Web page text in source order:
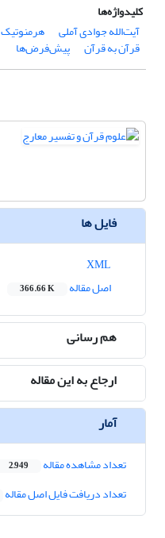
کلیدواژه‌ها
آیت‌الله جوادی آملی
هرمنوتیک
قرآن به قرآن پیش‌فرض‌ها
فایل ها
اصل مقاله
366.66 K
هم رسانی
ارجاع به این مقاله
آمار
تعداد مشاهده مقاله 2,949
تعداد دریافت فایل اصل مقاله